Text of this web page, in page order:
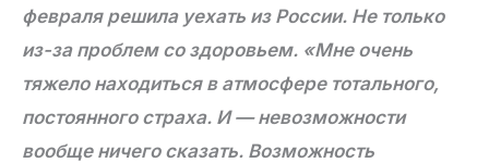
февраля решила уехать из России. Не только
из-за проблем со здоровьем. «Мне очень
тяжело находиться в атмосфере тотального,
постоянного страха. И — невозможности
вообще ничего сказать. Возможность